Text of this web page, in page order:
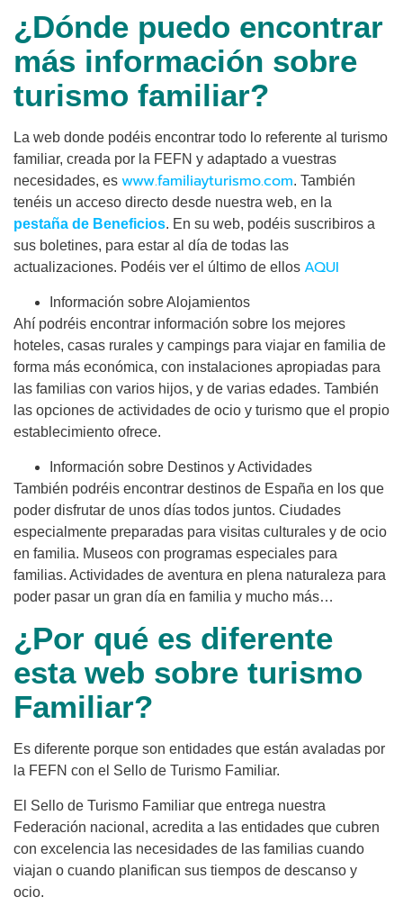
¿Dónde puedo encontrar
más información sobre
turismo familiar?
La web donde podéis encontrar todo lo referente al turismo
familiar, creada por la FEFN y adaptado a vuestras
necesidades, es www.familiayturismo.com. También
tenéis un acceso directo desde nuestra web, en la
pestaña de Beneficios. En su web, podéis suscribiros a
sus boletines, para estar al día de todas las
actualizaciones. Podéis ver el último de ellos AQUI
Información sobre Alojamientos
Ahí podréis encontrar información sobre los mejores
hoteles, casas rurales y campings para viajar en familia de
forma más económica, con instalaciones apropiadas para
las familias con varios hijos, y de varias edades. También
las opciones de actividades de ocio y turismo que el propio
establecimiento ofrece.
Información sobre Destinos y Actividades
También podréis encontrar destinos de España en los que
poder disfrutar de unos días todos juntos. Ciudades
especialmente preparadas para visitas culturales y de ocio
en familia. Museos con programas especiales para
familias. Actividades de aventura en plena naturaleza para
poder pasar un gran día en familia y mucho más…
¿Por qué es diferente
esta web sobre turismo
Familiar?
Es diferente porque son entidades que están avaladas por
la FEFN con el Sello de Turismo Familiar.
El Sello de Turismo Familiar que entrega nuestra
Federación nacional, acredita a las entidades que cubren
con excelencia las necesidades de las familias cuando
viajan o cuando planifican sus tiempos de descanso y
ocio.